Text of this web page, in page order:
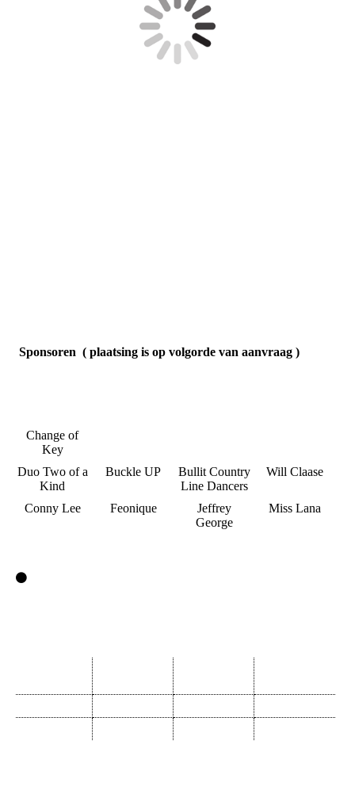
Sponsoren ( plaatsing is op volgorde van aanvraag )
Change of
Key
Duo Two of a
Kind
Buckle UP
Bullit Country
Line Dancers
Will Claase
Conny Lee Feonique
Jeffrey
George
Miss Lana